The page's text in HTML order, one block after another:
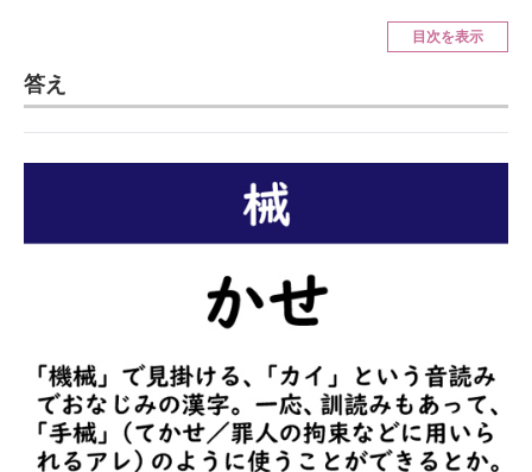
ITの今と未来を見通す
進化するPCとデバイスの未来
好きが集まる 比べて選べる
ビジネスと働き方のヒント
企業ITのトレンドを詳説
経営リーダーのコミュニティ
目次を表示
答え